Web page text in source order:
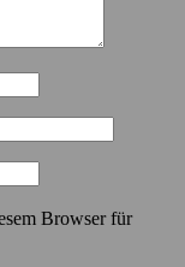
Browser für